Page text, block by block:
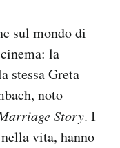
sul mondo di
la
stessa Greta
noto
Story. I
vita, hanno